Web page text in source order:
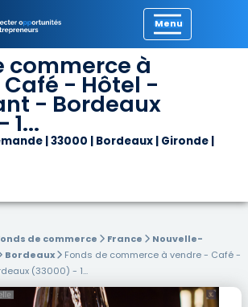
commerce à
- Hôtel -
- Bordeaux
1...
| 33000 | Bordeaux | Gironde |
de commerce France
Nouvelle-
Bordeaux
Fonds de commerce à vendre - Café -
(33000) - 1...